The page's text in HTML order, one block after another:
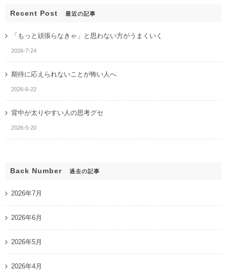
Recent Post 最近の記事
「もっと頑張らなきゃ」と思わない方がうまくいく
2026-7-24
期待に応えられないことが怖い人へ
2026-6-22
背中が太りやすい人の思考グセ
2026-5-20
Back Number 過去の記事
2026年7月
2026年6月
2026年5月
2026年4月